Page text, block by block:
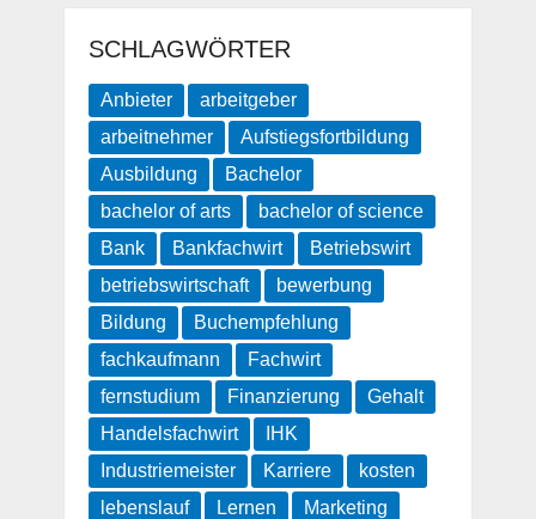
SCHLAGWÖRTER
Anbieter
arbeitgeber
arbeitnehmer
Aufstiegsfortbildung
Ausbildung
Bachelor
bachelor of arts
bachelor of science
Bank
Bankfachwirt
Betriebswirt
betriebswirtschaft
bewerbung
Bildung
Buchempfehlung
fachkaufmann
Fachwirt
fernstudium
Finanzierung
Gehalt
Handelsfachwirt
IHK
Industriemeister
Karriere
kosten
lebenslauf
Lernen
Marketing